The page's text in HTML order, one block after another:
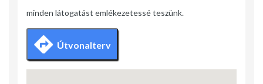
minden látogatást emlékezetessé teszünk.
Útvonalterv